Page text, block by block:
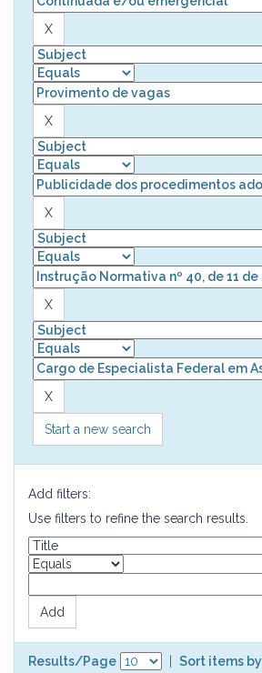
Start a new search
Add filters:
Use filters to refine the search results.
Results/Page
Sort items by